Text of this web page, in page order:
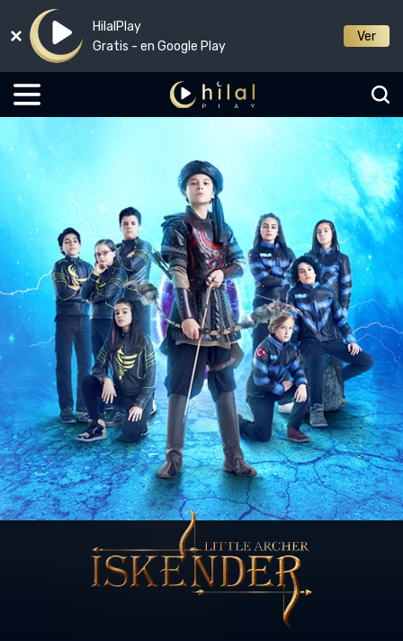
HilalPlay
Gratis - en Google Play
Ver